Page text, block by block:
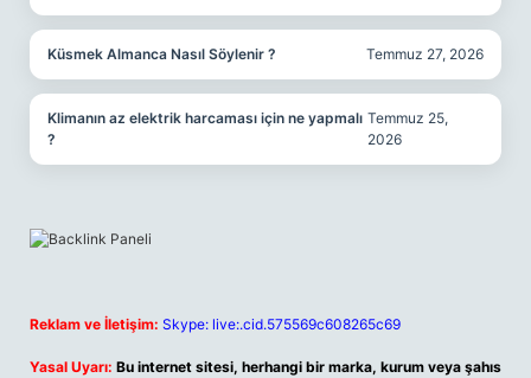
Küsmek Almanca Nasıl Söylenir ? Temmuz 27, 2026
Klimanın az elektrik harcaması için ne yapmalı
?
Temmuz 25,
2026
Reklam ve İletişim: Skype: live:.cid.575569c608265c69
Yasal Uyarı: Bu internet sitesi, herhangi bir marka, kurum veya şahıs